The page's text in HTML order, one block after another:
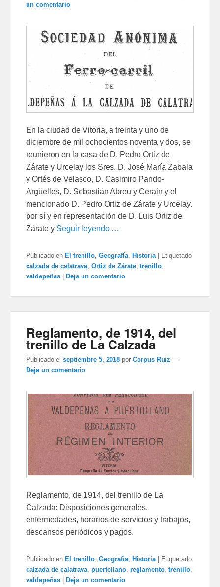
un comentario
En la ciudad de Vitoria, a treinta y uno de
diciembre de mil ochocientos noventa y dos, se
reunieron en la casa de D. Pedro Ortiz de
Zárate y Urcelay los Sres. D. José María Zabala
y Ortés de Velasco, D. Casimiro Pando-
Argüelles, D. Sebastián Abreu y Cerain y el
mencionado D. Pedro Ortiz de Zárate y Urcelay,
por sí y en representación de D. Luis Ortiz de
Zárate y Seguir leyendo …
Publicado en El trenillo,Geografía, Historia
Etiquetado
calzada de calatrava,Ortiz de Zárate,trenillo,
valdepeñas
Deja un comentario
Reglamento, de 1914, del
trenillo de La Calzada
Publicado el septiembre 5, 2018 porCorpus Ruiz —
Deja un comentario
Reglamento, de 1914, del trenillo de La
Calzada: Disposiciones generales,
enfermedades, horarios de servicios y trabajos,
descansos periódicos y pagos.
Publicado en El trenillo,Geografía, Historia
Etiquetado
calzada de calatrava,puertollano,reglamento,trenillo,
valdepeñas
Deja un comentario